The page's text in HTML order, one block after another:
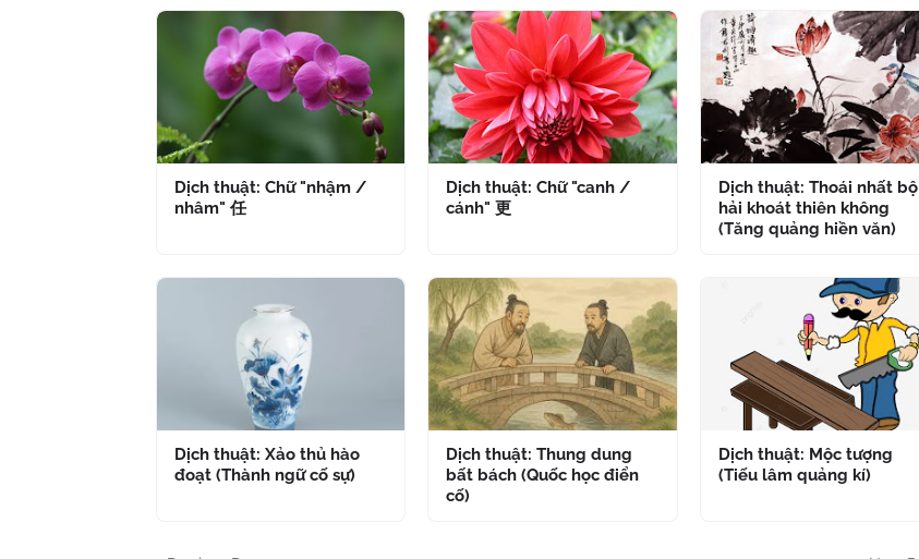
Dịch thuật: Chữ "nhậm /
nhâm" 任
Dịch thuật: Chữ "canh /
cánh" 更
Dịch thuật: Thoái nhất bộ
hải khoát thiên không
(Tăng quảng hiền văn)
Dịch thuật: Xảo thủ hào
đoạt (Thành ngữ cố sự)
Dịch thuật: Thung dung
bất bách (Quốc học điển
cố)
Dịch thuật: Mộc tượng
(Tiếu lâm quảng kí)